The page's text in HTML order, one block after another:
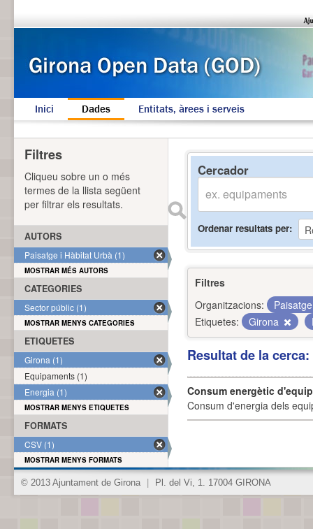
Inici Dades Entitats, àrees i serveis
Cercador
Ordenar resultats per
Filtres
Organitzacions:
Etiquetes:
Girona
Resultat de la
Consum energètic
Consum d'energia dels
Filtres
Cliqueu sobre un o més
termes de la llista següent
per filtrar els resultats.
AUTORS
Paisatge i Hàbitat Urbà (1)
MOSTRAR MÉS AUTORS
CATEGORIES
Sector públic (1)
MOSTRAR MENYS CATEGORIES
ETIQUETES
Girona (1)
Equipaments (1)
Energia (1)
MOSTRAR MENYS ETIQUETES
FORMATS
CSV (1)
MOSTRAR MENYS FORMATS
© 2013 Ajuntament de Girona Pl. del Vi, 1. 17004 GIRONA